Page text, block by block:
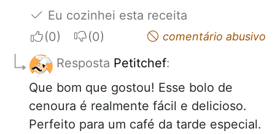
Eu cozinhei esta receita
I apreciateI do not appreciatecomentário abusivo
Resposta Petitchef:
Que bom que gostou! Esse bolo de
cenoura é realmente fácil e delicioso.
Perfeito para um café da tarde especial.